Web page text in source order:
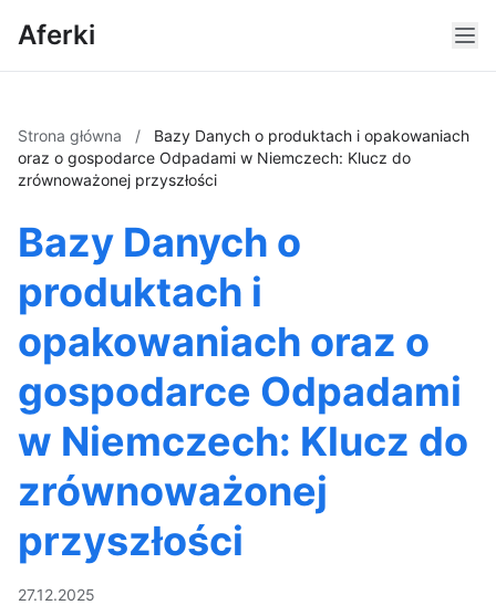
Aferki
Strona główna /
Bazy Danych o produktach i opakowaniach
oraz o gospodarce Odpadami w Niemczech: Klucz do
zrównoważonej przyszłości
Bazy Danych o
produktach i
opakowaniach oraz o
gospodarce Odpadami
w Niemczech: Klucz do
zrównoważonej
przyszłości
27.12.2025